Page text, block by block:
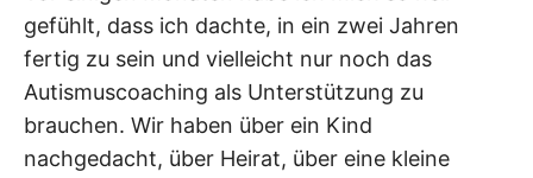
gefühlt, dass ich dachte, in ein zwei Jahren
fertig zu sein und vielleicht nur noch das
Autismuscoaching als Unterstützung zu
brauchen. Wir haben über ein Kind
nachgedacht, über Heirat, über eine kleine